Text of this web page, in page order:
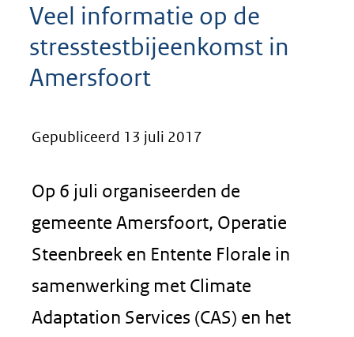
Veel informatie op de
stresstestbijeenkomst in
Amersfoort
Gepubliceerd 13 juli 2017
Op 6 juli organiseerden de
gemeente Amersfoort, Operatie
Steenbreek en Entente Florale in
samenwerking met Climate
Adaptation Services (CAS) en het